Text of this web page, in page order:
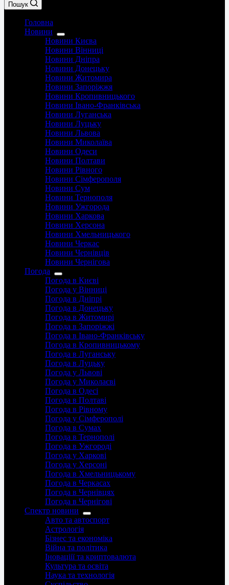
Пошук
Головна
Новини
Новини Києва
Новини Вінниці
Новини Дніпра
Новини Донецьку
Новини Житомира
Новини Запоріжжя
Новини Кропивницького
Новини Івано-Франківська
Новини Луганська
Новини Луцьку
Новини Львова
Новини Миколаїва
Новини Одеси
Новини Полтави
Новини Рівного
Новини Сімферополя
Новини Сум
Новини Тернополя
Новини Ужгорода
Новини Харкова
Новини Херсона
Новини Хмельницького
Новини Черкас
Новини Чернівців
Новини Чернігова
Погода
Погода в Києві
Погода у Вінниці
Погода в Дніпрі
Погода в Донецьку
Погода в Житомирі
Погода в Запоріжжі
Погода в Івано-Франківську
Погода в Кропивницькому
Погода в Луганську
Погода в Луцьку
Погода у Львові
Погода у Миколаєві
Погода в Одесі
Погода в Полтаві
Погода в Рівному
Погода у Сімферополі
Погода в Сумах
Погода в Тернополі
Погода в Ужгороді
Погода у Харкові
Погода у Херсоні
Погода в Хмельницькому
Погода в Черкасах
Погода в Чернівцях
Погода в Чернігові
Спектр новини
Авто та автоспорт
Астрологія
Бізнес та економіка
Війна та політика
Іноваціії та криптовалюта
Культура та освіта
Наука та технологія